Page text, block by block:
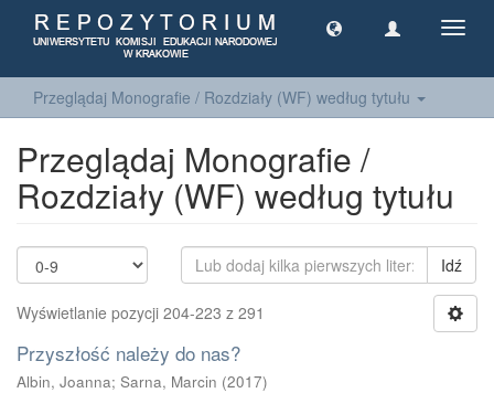
Przeglądaj Monografie / Rozdziały (WF) według tytułu
Przeglądaj Monografie /
Rozdziały (WF) według tytułu
Idź
Wyświetlanie pozycji 204-223 z 291
Przyszłość należy do nas?
Albin, Joanna; Sarna, Marcin (2017)